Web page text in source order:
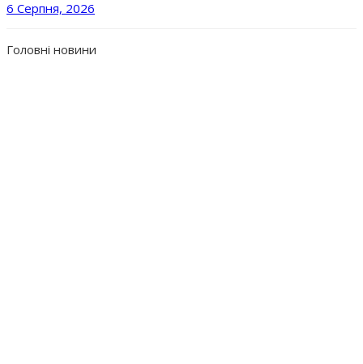
6 Серпня, 2026
Головні новини